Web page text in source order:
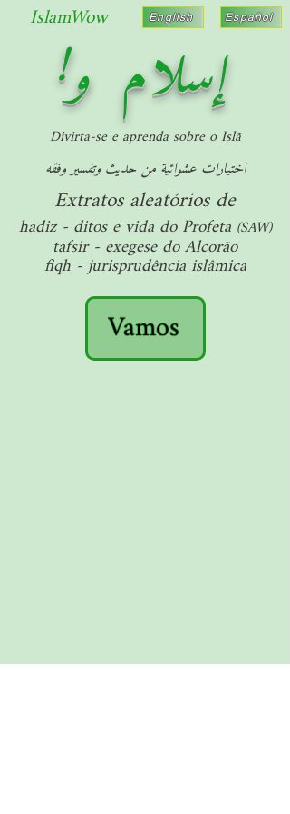
!إسلامو
Español
IslamWow English
Divirta-se e aprenda sobre o Islã
Extratos aleatórios de
hadiz - ditos e vida do Profeta (SAW)
tafsir - exegese do Alcorão
fiqh - jurisprudência islâmica
اختيارات عشوائية من حديث وتفسير وفقه
Vamos